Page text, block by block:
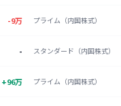
-9万 プライム（内国株式）
- スタンダード（内国株式）
+96万 プライム（内国株式）